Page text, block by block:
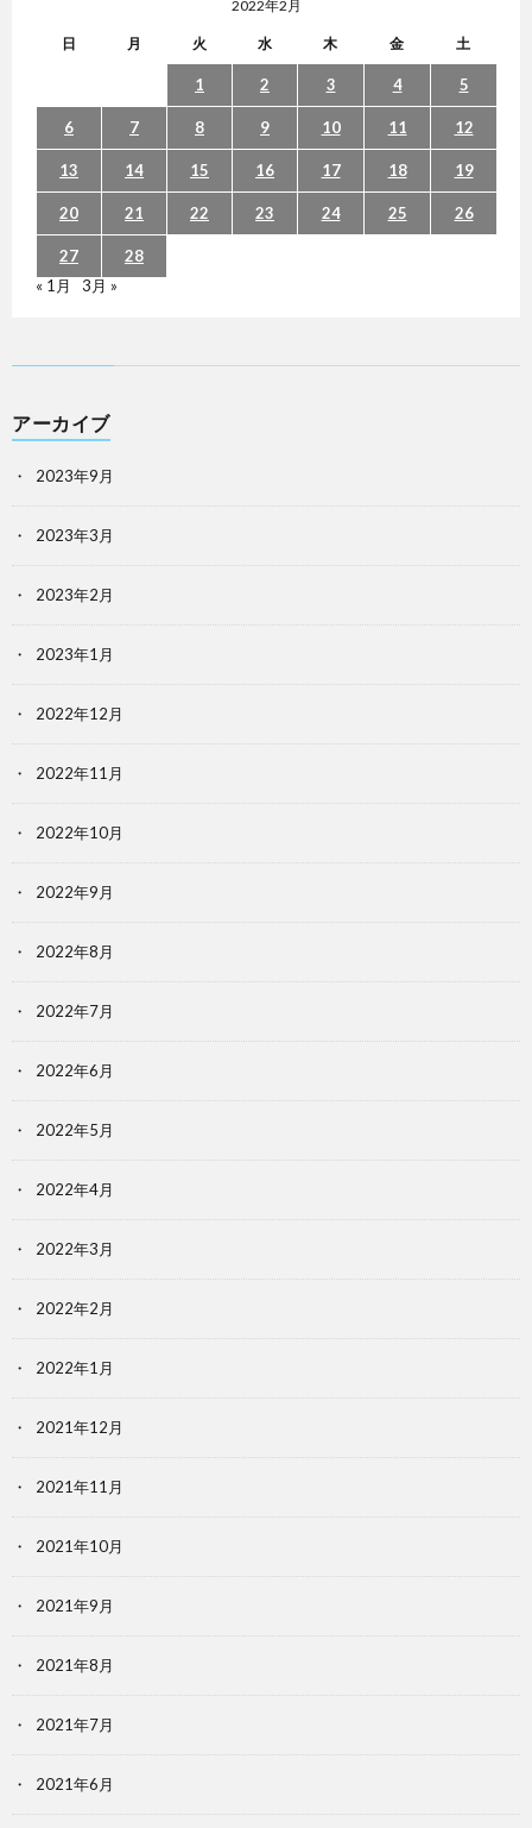
2022年2月
日 月 火 水 木 金 土
1 2 3 4 5
6 7 8 9 10 11 12
13 14 15 16 17 18 19
20 21 22 23 24 25 26
27
28
« 1月
3月 »
アーカイブ
2023年9月
2023年3月
2023年2月
2023年1月
2022年12月
2022年11月
2022年10月
2022年9月
2022年8月
2022年7月
2022年6月
2022年5月
2022年4月
2022年3月
2022年2月
2022年1月
2021年12月
2021年11月
2021年10月
2021年9月
2021年8月
2021年7月
2021年6月